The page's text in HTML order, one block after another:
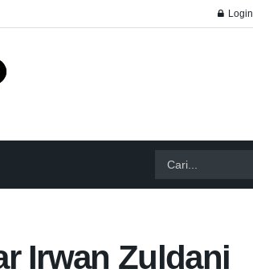
Login
Irwan Zuldani